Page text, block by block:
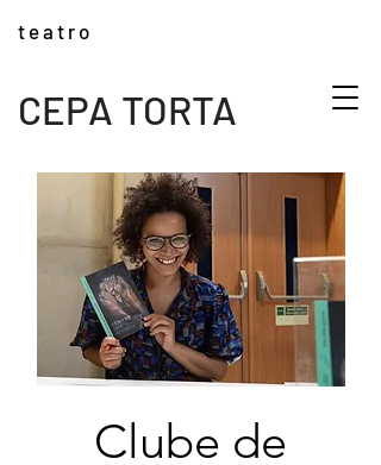
CEPA TORTA
t e a t r o
Clube de